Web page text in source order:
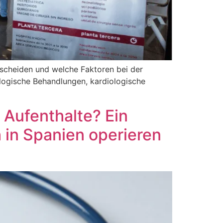
und welche Faktoren bei der
Behandlungen, kardiologische
Ein
Spanien operieren